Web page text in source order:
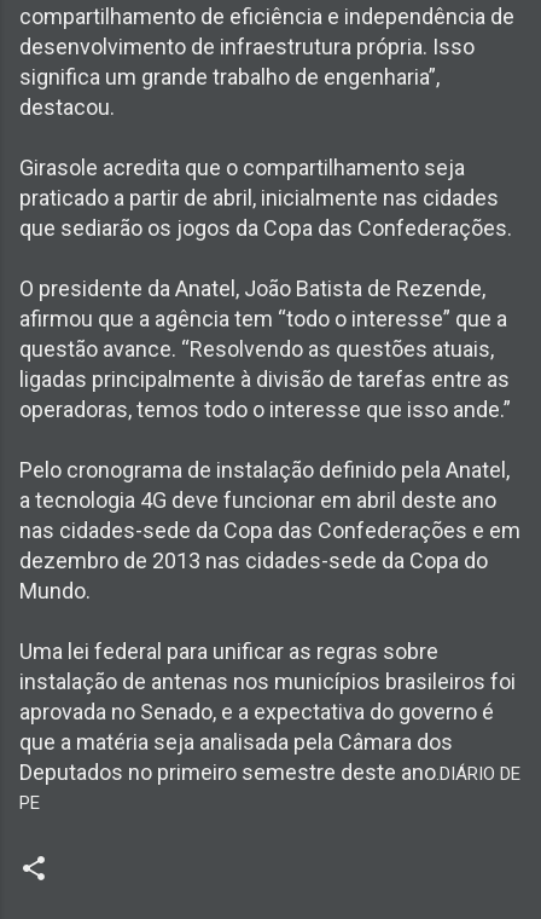
compartilhamento de eficiência e independência de
desenvolvimento de infraestrutura própria. Isso
significa um grande trabalho de engenharia”,
destacou.
Girasole acredita que o compartilhamento seja
praticado a partir de abril, inicialmente nas cidades
que sediarão os jogos da Copa das Confederações.
O presidente da Anatel, João Batista de Rezende,
afirmou que a agência tem “todo o interesse” que a
questão avance. “Resolvendo as questões atuais,
ligadas principalmente à divisão de tarefas entre as
operadoras, temos todo o interesse que isso ande.”
Pelo cronograma de instalação definido pela Anatel,
a tecnologia 4G deve funcionar em abril deste ano
nas cidades-sede da Copa das Confederações e em
dezembro de 2013 nas cidades-sede da Copa do
Mundo.
Uma lei federal para unificar as regras sobre
instalação de antenas nos municípios brasileiros foi
aprovada no Senado, e a expectativa do governo é
que a matéria seja analisada pela Câmara dos
Deputados no primeiro semestre deste ano.DIÁRIO DE
PE